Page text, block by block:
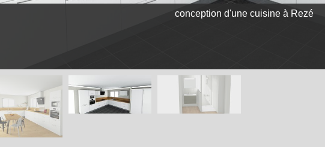
conception d'une cuisine à Rezé